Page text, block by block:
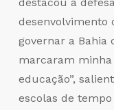
desenvolvimento
governar a Bahia
marcaram
educação”,
escolas de